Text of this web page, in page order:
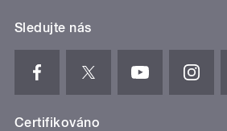
Sledujte nás
Certifikováno